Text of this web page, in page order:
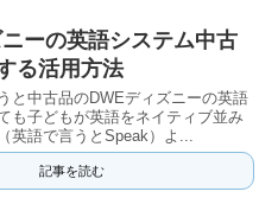
ーの英語システム中古
る活用方法
と中古品のDWEディズニーの英語
も子どもが英語をネイティブ並み
英語で言うとSpeak）よ...
記事を読む